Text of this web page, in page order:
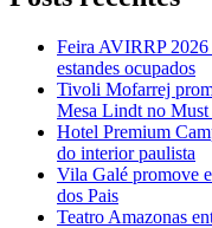
Feira AVIRRP 2026
estandes ocupados
Tivoli Mofarrej
Mesa Lindt no Must
Hotel Premium
do interior paulista
Vila Galé promove
dos Pais
Teatro Amazonas